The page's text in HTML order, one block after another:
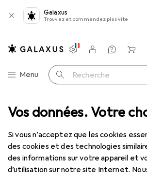
Vos données. Votre
Si vous n’acceptez que les cookies
des cookies et des technologies
des informations sur votre appareil et
d’utilisation sur notre site Internet.
Galaxus
Trouvez et commandez plus vite
Navigation par catégorie
Menu Recherche
Paramètres
Compte client
Listes de comparaison
Listes d'envies
Panier
Antivol pour vélo Abus Ugrip Bordo